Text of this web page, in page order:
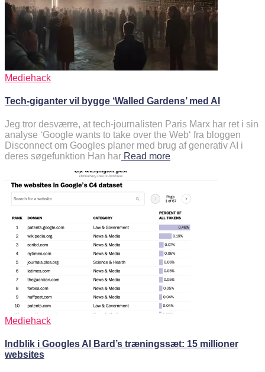
Mediehack
Tech-giganter vil bygge ‘Walled Gardens’ med AI
Jeg tror desværre, at tech-journalisten Paris Marx har ret i sin
analyse ‘Google wants to take over the Web‘ fra bloggen
Disconnect om Googles planer med brug af generativ AI i
deres søgefunktion Han har Read more
Mediehack
Indblik i Googles AI Bard’s træningssæt: 15 millioner
websites